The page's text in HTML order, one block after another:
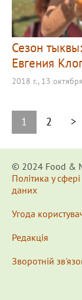
Сезон
Евгения
2018 г., 13 октября
1 2 >
© 2024 Food &
Політика у
даних
Угода
Редакція
Зворотній